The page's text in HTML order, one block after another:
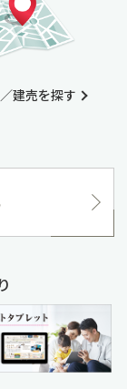
建売を探す